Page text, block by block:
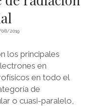
2019
los principales
en
en todo el
de
o cuasi-paralelo,